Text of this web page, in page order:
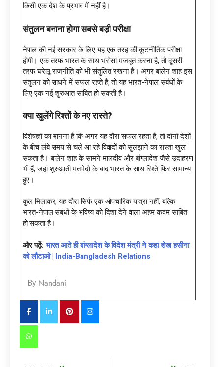
किसी एक देश के प्रभाव में नहीं है।
संतुलन बनाना होगा सबसे बड़ी परीक्षा
नेपाल की नई सरकार के लिए यह एक तरह की कूटनीतिक परीक्षा
होगी। एक तरफ भारत के साथ भरोसा मजबूत करना है, तो दूसरी
तरफ घरेलू राजनीति को भी संतुलित रखना है। अगर बालेन शाह इस
संतुलन को साधने में सफल रहते हैं, तो यह भारत-नेपाल संबंधों के
लिए एक नई शुरुआत साबित हो सकती है।
क्या खुलेंगे रिश्तों के नए रास्ते?
विशेषज्ञों का मानना है कि अगर यह दौरा सफल रहता है, तो दोनों देशों
के बीच लंबे समय से चले आ रहे विवादों को सुलझाने का रास्ता खुल
सकता है। बालेन शाह के सामने मालदीव और बांग्लादेश जैसे उदाहरण
भी हैं, जहां शुरुआती मतभेदों के बाद भारत के साथ रिश्ते फिर सामान्य
हुए।
कुल मिलाकर, यह दौरा सिर्फ एक औपचारिक यात्रा नहीं, बल्कि
भारत-नेपाल संबंधों के भविष्य को दिशा देने वाला अहम कदम साबित
हो सकता है।
और पढ़ें: भारत आते ही बांग्लादेश के विदेश मंत्री ने कहा शेख हसीना
को लौटाओ | India-Bangladesh Relations
By Nandani